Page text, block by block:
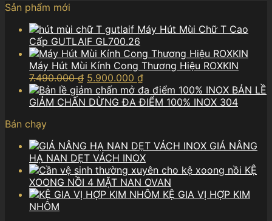
Sản phẩm mới
Máy Hút Mùi Chữ T Cao
Cấp GUTLAIF GL700.26
Máy Hút Mùi Kính Cong Thương Hiệu ROXKIN
7.490.000₫ Giá
gốc
là:
5.900.000 ₫Giá
hiện
tại
BẢN LỀ
GIẢM CHẤN DỪNG ĐA ĐIỂM 100% INOX 304
Bán chạy
GIÁ NÂNG
HẠ NAN DẸT VÁCH INOX
KỆ
XOONG NỒI 4 MẶT NAN OVAN
KỆ GIA VỊ HỢP KIM
NHÔM